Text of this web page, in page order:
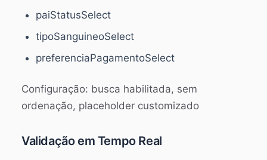
paiStatusSelect
tipoSanguineoSelect
preferenciaPagamentoSelect
Configuração: busca habilitada, sem
ordenação, placeholder customizado
Validação em Tempo Real